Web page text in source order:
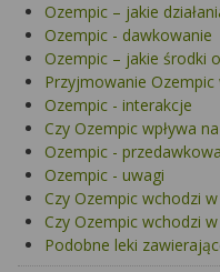
Ozempic – jakie
Ozempic - dawkowanie
Ozempic – jakie środki
Przyjmowanie Ozempic
Ozempic - interakcje
Czy Ozempic wpływa
Ozempic -
Ozempic - uwagi
Czy Ozempic wchodzi
Czy Ozempic wchodzi
Podobne leki